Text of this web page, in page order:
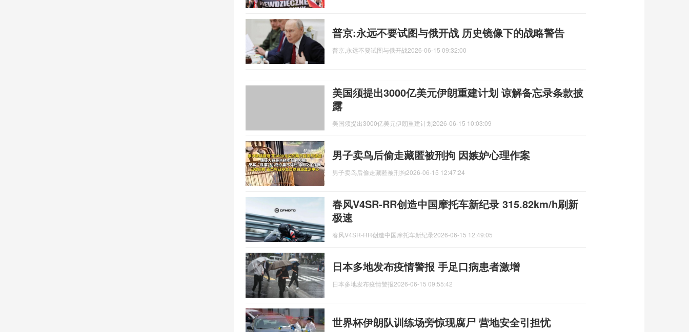
普京:永远不要试图与俄开战 历史镜像下的战略警告
普京,永远不要试图与俄开战2026-06-15 09:32:00
美国须提出3000亿美元伊朗重建计划 谅解备忘录条款披
露
美国须提出3000亿美元伊朗重建计划2026-06-15 10:03:09
男子卖鸟后偷走藏匿被刑拘 因嫉妒心理作案
男子卖鸟后偷走藏匿被刑拘2026-06-15 12:47:24
春风V4SR-RR创造中国摩托车新纪录 315.82km/h刷新
极速
春风V4SR-RR创造中国摩托车新纪录2026-06-15 12:49:05
日本多地发布疫情警报 手足口病患者激增
日本多地发布疫情警报2026-06-15 09:55:42
世界杯伊朗队训练场旁惊现腐尸 营地安全引担忧